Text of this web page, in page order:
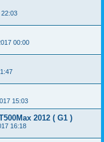
00:00
15:03
2012 ( G1 )
16:18